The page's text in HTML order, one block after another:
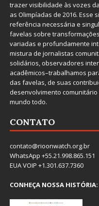
trazer visibilidade às vozes
as Olimpíadas de 2016. Esse
referência necessária e
favelas sobre
variadas e profundamente
mistura de jornalistas
solidários, observadores
acadêmicos–trabalhamos
das favelas, de suas
desenvolvimento
mundo todo.
CONTATO
contato@rioonwatch.org.br
WhatsApp +55.21.998.865.151
EUA VOIP +1.301.637.7360
CONHEÇA NOSSA HISTÓRIA: